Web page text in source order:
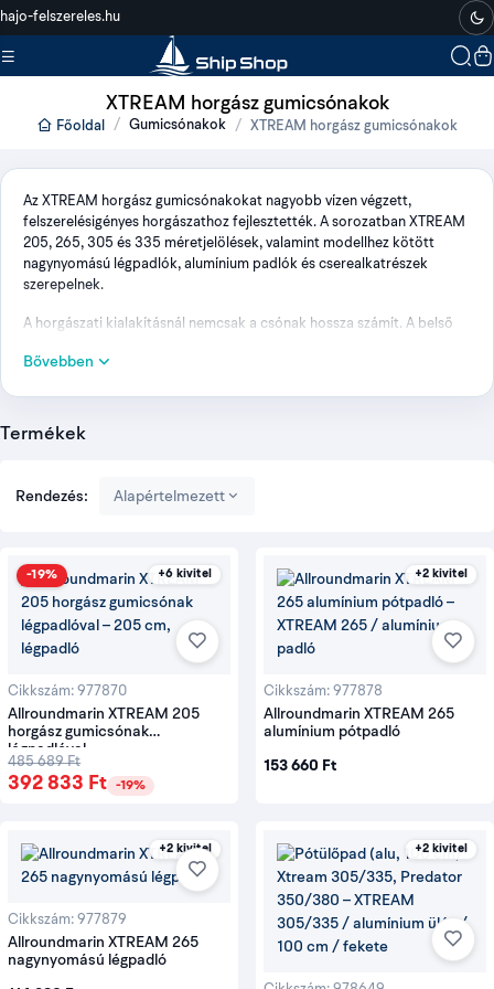
hajo-felszereles.hu
XTREAM horgász gumicsónakok
Főoldal Gumicsónakok XTREAM horgász gumicsónakok
Az XTREAM horgász gumicsónakokat nagyobb vízen végzett,
felszerelésigényes horgászathoz fejlesztették. A sorozatban XTREAM
205, 265, 305 és 335 méretjelölések, valamint modellhez kötött
nagynyomású légpadlók, alumínium padlók és cserealkatrészek
szerepelnek.
A horgászati kialakításnál nemcsak a csónak hossza számít. A belső
a szákolás helye, a motor és akkumulátor elhelyezése, valamint a
XTREAM méret- és
padlóválasztás
helyzet
Mit mérlegelj?
Kompakt
horgászcsónak
Egy horgász felszerelése, könnyű vízre tétel és
kis csomagméret.
Nagyobb belső
tér
Több felszerelés vagy személy, motor és
akkumulátor elhelyezése.
Nagynyomású
légpadló
Kisebb szállítási tömeg, pontos felfújás és
Alumínium
Merev állófelület, több külön elem és nagyobb
Motorozás
Fartükör, engedélyezett motoradatok,
akkumulátor vagy üzemanyag és összterhelés.
Rendezd a felszerelést a
Bővebben
Termékek
Rendezés: Alapértelmezett
-19% +6 kivitel
Cikkszám: 977870
Allroundmarin XTREAM 205
horgász gumicsónak
légpadlóval
485 689 Ft
392 833 Ft -19%
+2 kivitel
Cikkszám: 977878
Allroundmarin XTREAM 265
alumínium pótpadló
153 660 Ft
+2 kivitel
Cikkszám: 977879
Allroundmarin XTREAM 265
nagynyomású légpadló
+2 kivitel